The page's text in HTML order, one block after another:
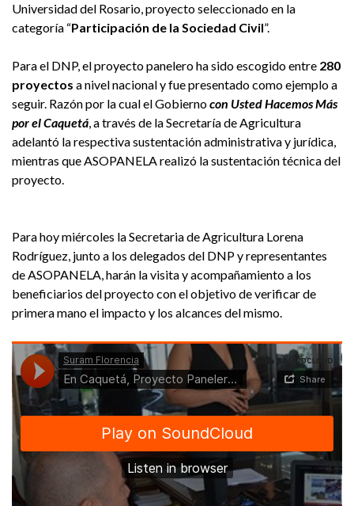
Universidad del Rosario, proyecto seleccionado en la
categoría “Participación de la Sociedad Civil”.
Para el DNP, el proyecto panelero ha sido escogido entre 280
proyectos a nivel nacional y fue presentado como ejemplo a
seguir. Razón por la cual el Gobiernocon Usted Hacemos Más
por el Caquetá, a través de la Secretaría de Agricultura
adelantó la respectiva sustentación administrativa y jurídica,
mientras que ASOPANELA realizó la sustentación técnica del
proyecto.
Para hoy miércoles la Secretaria de Agricultura Lorena
Rodríguez, junto a los delegados del DNP y representantes
de ASOPANELA, harán la visita y acompañamiento a los
beneficiarios del proyecto con el objetivo de verificar de
primera mano el impacto y los alcances del mismo.